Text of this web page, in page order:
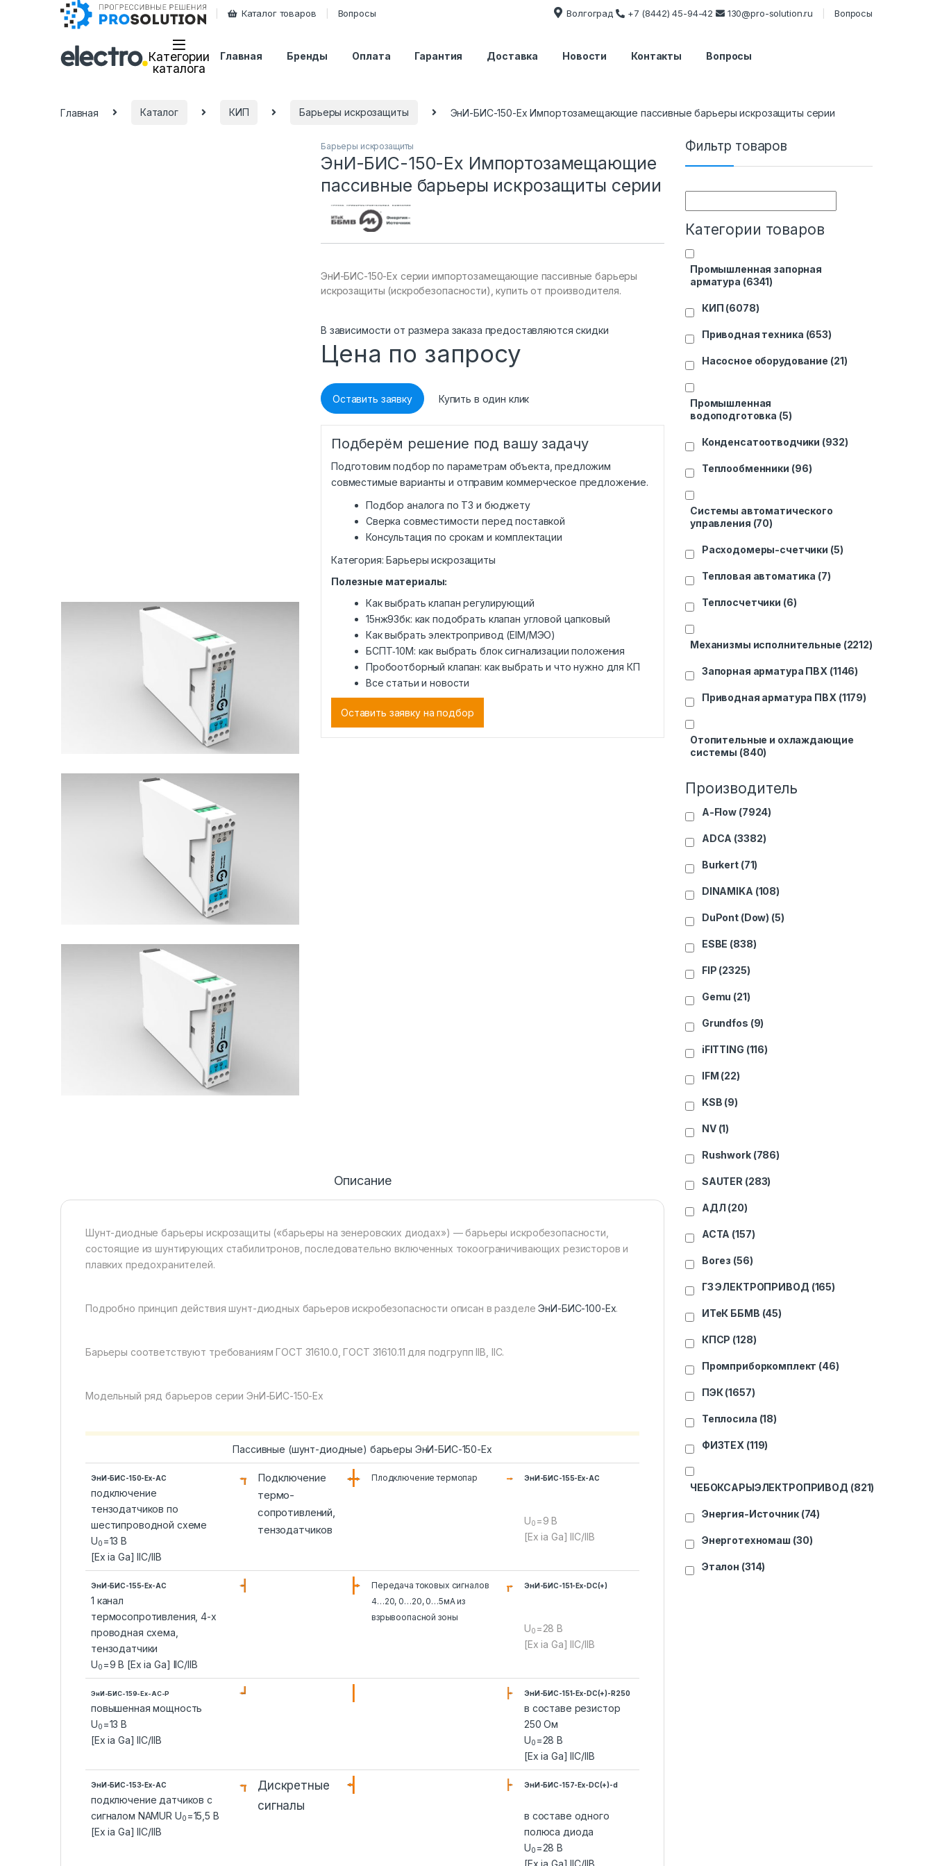
Каталог товаров Вопросы Волгоград +7 (8442) 45-94-42 130@pro-solution.ru Вопросы
Категории
каталога
Главная Бренды Оплата Гарантия Доставка Новости Контакты Вопросы
Главная Каталог КИП Барьеры искрозащиты ЭнИ-БИС-150-Ех Импортозамещающие пассивные барьеры искрозащиты серии
Барьеры искрозащиты
ЭнИ-БИС-150-Ех Импортозамещающие
пассивные барьеры искрозащиты серии
ЭнИ-БИС-150-Ех серии импортозамещающие пассивные барьеры
искрозащиты (искробезопасности), купить от производителя.
В зависимости от размера заказа предоставляются скидки
Цена по запросу
Оставить заявку Купить в один клик
Подберём решение под вашу задачу
Подготовим подбор по параметрам объекта, предложим
совместимые варианты и отправим коммерческое предложение.
Подбор аналога по ТЗ и бюджету
Сверка совместимости перед поставкой
Консультация по срокам и комплектации
Категория:Барьеры искрозащиты
Полезные материалы:
Как выбрать клапан регулирующий
15нж93бк: как подобрать клапан угловой цапковый
Как выбрать электропривод (EIM/МЭО)
БСПТ‑10М: как выбрать блок сигнализации положения
Пробоотборный клапан: как выбрать и что нужно для КП
Все статьи и новости
Оставить заявку на подбор
Описание
Шунт-диодные барьеры искрозащиты («барьеры на зенеровских диодах») — барьеры искробезопасности,
состоящие из шунтирующих стабилитронов, последовательно включенных токоограничивающих резисторов и
плавких предохранителей.
Подробно принцип действия шунт-диодных барьеров искробезопасности описан в разделеЭнИ-БИС-100-Ех.
Барьеры соответствуют требованиям ГОСТ 31610.0, ГОСТ 31610.11 для подгрупп IIB, IIC.
Модельный ряд барьеров серии ЭнИ-БИС-150-Ех
Пассивные (шунт-диодные) барьеры ЭнИ-БИС-150-Ex
ЭнИ-БИС-150-Ex-AC
подключение
тензодатчиков по
шестипроводной схеме
U0 =13 В
[Ex ia Ga] IIC/IIB
Подключение
термо-
сопротивлений,
тензодатчиков
Плодключение термопар ЭнИ-БИС-155-Ex-AC
U0 =9 В
[Ex ia Ga] IIC/IIB
ЭнИ-БИС-155-Ex-AC
1 канал
термосопротивления, 4-х
проводная схема,
тензодатчики
U0 =9 В [Ex ia Ga] IIC/IIB
Передача токовых сигналов
4…20, 0…20, 0…5мА из
взрывоопасной зоны
ЭнИ-БИС-151-Ex-DC(+)
U0 =28 В
[Ex ia Ga] IIC/IIB
ЭнИ-БИС-159-Ex-AC-P
повышенная мощность
U0 =13 В
[Ex ia Ga] IIC/IIB
ЭнИ-БИС-151-Ex-DC(+)-R250
в составе резистор
250 Ом
U0 =28 В
[Ex ia Ga] IIC/IIB
ЭнИ-БИС-153-Ex-AC
подключение датчиков с
сигналом NAMUR U0 =15,5 В
[Ex ia Ga] IIC/IIB
Дискретные
сигналы
ЭнИ-БИС-157-Ex-DC(+)-d
в составе одного
полюса диода
U0 =28 В
[Ex ia Ga] IIC/IIB
Фильтр товаров
Категории товаров
Промышленная запорная
арматура (6341)
КИП (6078)
Приводная техника (653)
Насосное оборудование (21)
Промышленная
водоподготовка (5)
Конденсатоотводчики (932)
Теплообменники (96)
Системы автоматического
управления (70)
Расходомеры-счетчики (5)
Тепловая автоматика (7)
Теплосчетчики (6)
Механизмы исполнительные (2212)
Запорная арматура ПВХ (1146)
Приводная арматура ПВХ (1179)
Отопительные и охлаждающие
системы (840)
Производитель
A-Flow (7924)
ADCA (3382)
Burkert (71)
DINAMIKA (108)
DuPont (Dow) (5)
ESBE (838)
FIP (2325)
Gemu (21)
Grundfos (9)
iFITTING (116)
IFM (22)
KSB (9)
NV (1)
Rushwork (786)
SAUTER (283)
АДЛ (20)
АСТА (157)
Вогез (56)
ГЗ ЭЛЕКТРОПРИВОД (165)
ИТеК ББМВ (45)
КПСР (128)
Промприборкомплект (46)
ПЭК (1657)
Теплосила (18)
ФИЗТЕХ (119)
ЧЕБОКСАРЫЭЛЕКТРОПРИВОД (821)
Энергия-Источник (74)
Энерготехномаш (30)
Эталон (314)